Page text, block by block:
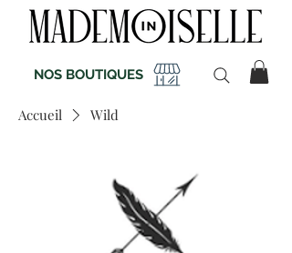
NOS BOUTIQUES
Accueil Wild